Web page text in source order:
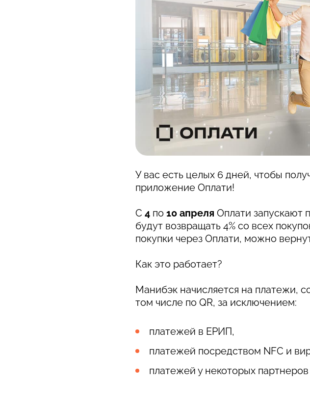
У вас есть целых 6 дней, чтобы
приложение Оплати!
С 4 по 10 апреля Оплати
будут возвращать 4% со всех
покупки через Оплати, можно
Как это работает?
Манибэк начисляется на платежи,
том числе по QR, за исключением:
платежей в ЕРИП,
платежей посредством NFC и
платежей у некоторых